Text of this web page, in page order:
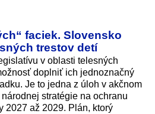
faciek. Slovensko
trestov detí
v oblasti telesných
doplniť ich jednoznačný
Je to jedna z úloh v akčnom
stratégie na ochranu
2027 až 2029. Plán, ktorý